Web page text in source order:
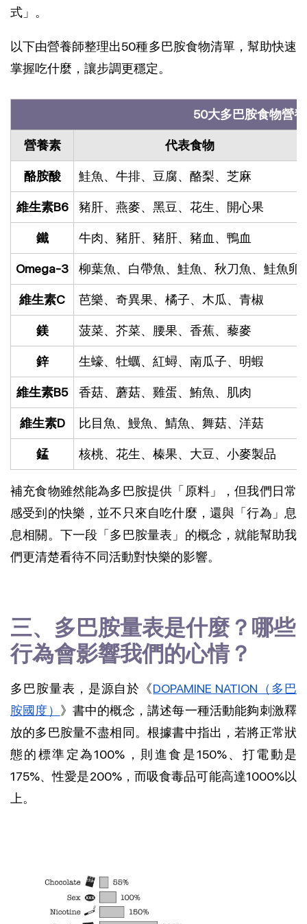
式」。
以下由營養師整理出50種多巴胺食物清單，幫助快速
掌握吃什麼，讓步調更穩定。
50大多巴胺食物營
營養素 代表食物
酪胺酸 鮭魚、牛排、豆腐、酪梨、芝麻
維生素B6 豬肝、燕麥、黑豆、花生、開心果
鐵 牛肉、豬肝、豬肝、豬血、鴨血
Omega-3 柳葉魚、白帶魚、鮭魚、秋刀魚、鮭魚卵
維生素C 芭樂、奇異果、橘子、木瓜、青椒
鎂 菠菜、芥菜、腰果、香蕉、藜麥
鋅 生蠔、牡蠣、紅蟳、南瓜子、明蝦
維生素B5 香菇、蘑菇、雞蛋、鮪魚、肌肉
維生素D 比目魚、鰻魚、鯖魚、舞菇、洋菇
錳 核桃、花生、榛果、大豆、小麥製品
補充食物雖然能為多巴胺提供「原料」，但我們日常
感受到的快樂，並不只來自吃什麼，還與「行為」息
息相關。下一段「多巴胺量表」的概念，就能幫助我
們更清楚看待不同活動對快樂的影響。
三、多巴胺量表是什麼？哪些
行為會影響我們的心情？
多巴胺量表，是源自於《DOPAMINE NATION（多巴
胺國度） 》書中的概念，講述每一種活動能夠刺激釋
放的多巴胺量不盡相同。根據書中指出，若將正常狀
態的標準定為100%，則進食是150%、打電動是
175%、性愛是200%，而吸食毒品可能高達1000%以
上。